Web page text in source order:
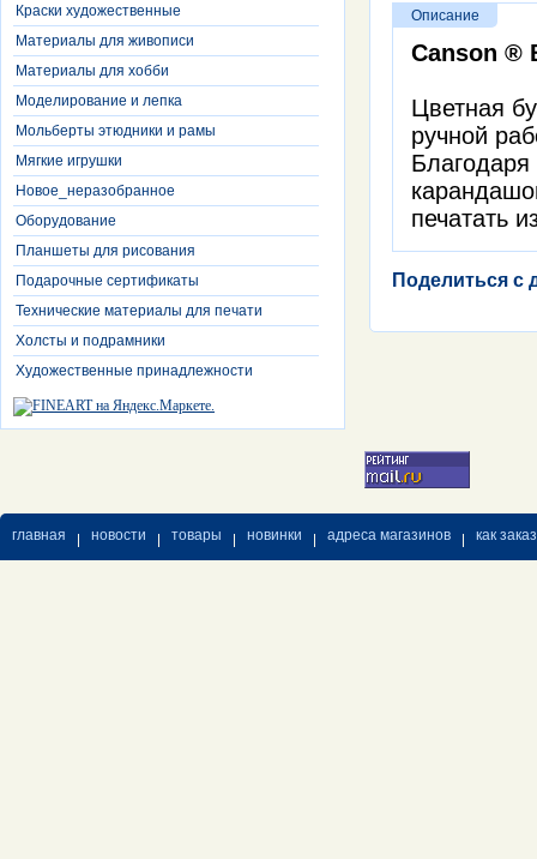
Краски художественные
Материалы для живописи
Материалы для хобби
Моделирование и лепка
Мольберты этюдники и рамы
Мягкие игрушки
Новое_неразобранное
Оборудование
Планшеты для рисования
Подарочные сертификаты
Технические материалы для печати
Холсты и подрамники
Художественные принадлежности
Описание
Canson ®
Цветная
ручной
Благодаря
печатать
Поделиться с
главная новости товары новинки адреса магазинов как